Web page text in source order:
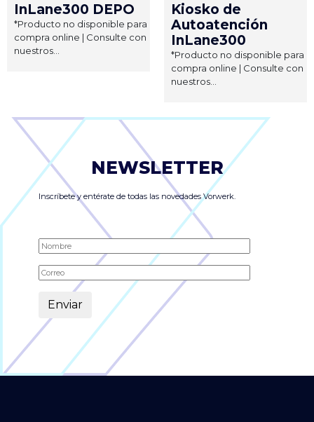
InLane300 DEPO
*Producto no disponible para
compra online | Consulte con
nuestros...
Kiosko de
Autoatención
InLane300
*Producto no disponible para
compra online | Consulte con
nuestros...
NEWSLETTER
Inscríbete y entérate de todas las novedades Vorwerk.
Alternative: